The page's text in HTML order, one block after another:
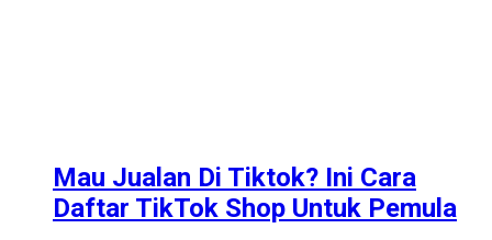
Mau Jualan Di Tiktok? Ini Cara
Daftar TikTok Shop Untuk Pemula